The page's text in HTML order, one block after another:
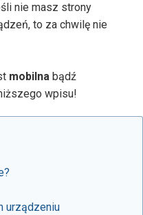
nie masz strony
to za chwilę nie
mobilna bądź
wpisu!
urządzeniu